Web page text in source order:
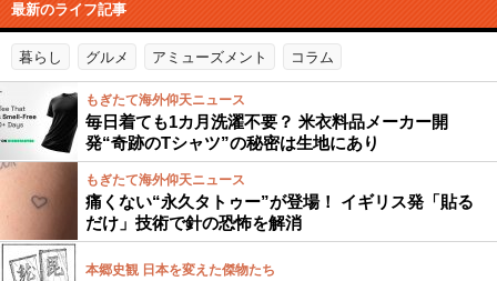
最新のライフ記事
暮らし グルメ アミューズメント コラム
もぎたて海外仰天ニュース
毎日着ても1カ月洗濯不要？ 米衣料品メーカー開
発“奇跡のTシャツ”の秘密は生地にあり
もぎたて海外仰天ニュース
痛くない“永久タトゥー”が登場！ イギリス発「貼る
だけ」技術で針の恐怖を解消
本郷史観 日本を変えた傑物たち